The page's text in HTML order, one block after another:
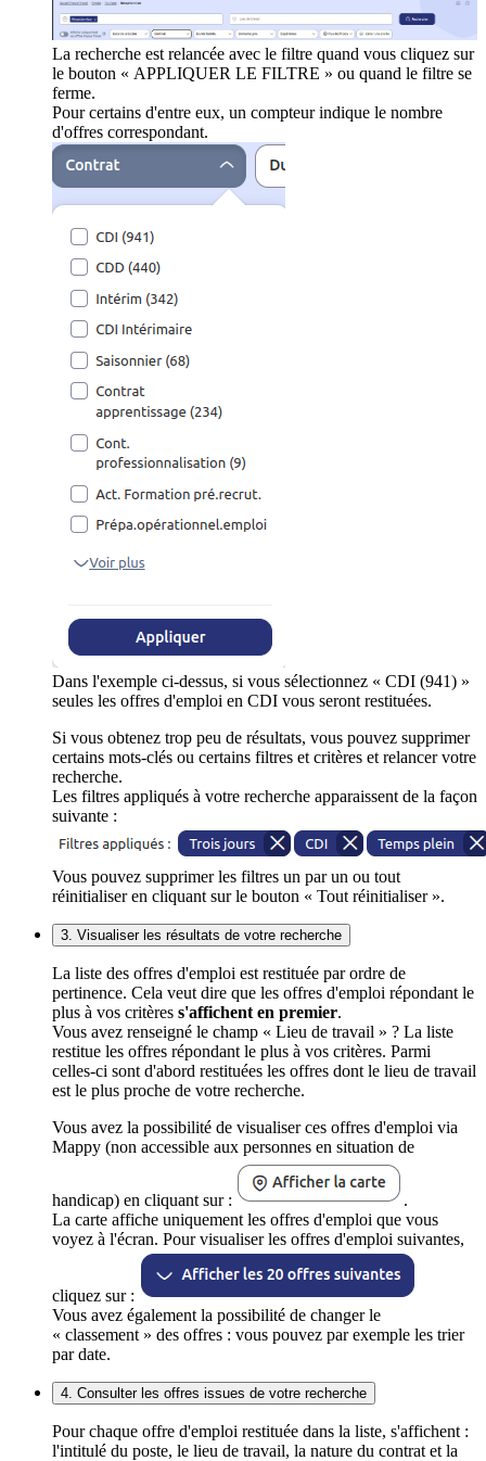
La recherche est relancée avec le filtre quand vous cliquez sur
le bouton « APPLIQUER LE FILTRE » ou quand le filtre se
ferme.
Pour certains d'entre eux, un compteur indique le nombre
d'offres correspondant.
Dans l'exemple ci-dessus, si vous sélectionnez « CDI (941) »
seules les offres d'emploi en CDI vous seront restituées.
Si vous obtenez trop peu de résultats, vous pouvez supprimer
certains mots-clés ou certains filtres et critères et relancer votre
recherche.
Les filtres appliqués à votre recherche apparaissent de la façon
suivante :
Vous pouvez supprimer les filtres un par un ou tout
réinitialiser en cliquant sur le bouton « Tout réinitialiser ».
3. Visualiser les résultats de votre recherche
La liste des offres d'emploi est restituée par ordre de
pertinence. Cela veut dire que les offres d'emploi répondant le
plus à vos critères s'affichent en premier.
Vous avez renseigné le champ « Lieu de travail » ? La liste
restitue les offres répondant le plus à vos critères. Parmi
celles-ci sont d'abord restituées les offres dont le lieu de travail
est le plus proche de votre recherche.
Vous avez la possibilité de visualiser ces offres d'emploi via
Mappy (non accessible aux personnes en situation de
handicap) en cliquant sur :
.
La carte affiche uniquement les offres d'emploi que vous
voyez à l'écran. Pour visualiser les offres d'emploi suivantes,
cliquez sur :
Vous avez également la possibilité de changer le
« classement » des offres : vous pouvez par exemple les trier
par date.
4. Consulter les offres issues de votre recherche
Pour chaque offre d'emploi restituée dans la liste, s'affichent :
l'intitulé du poste, le lieu de travail, la nature du contrat et la